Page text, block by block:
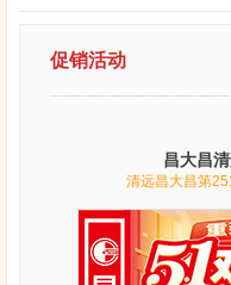
促销活动
昌大昌
清远昌大昌第